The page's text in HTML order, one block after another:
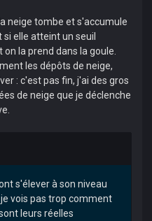
neige tombe et s'accumule
elle atteint un seuil
la prend dans la goule.
les dépôts de neige,
: c'est pas fin, j'ai des gros
de neige que je déclenche
s'élever à son niveau
vois pas trop comment
leurs réelles